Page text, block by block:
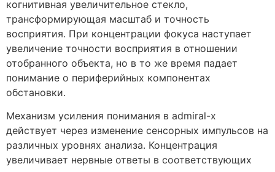
когнитивная увеличительное стекло,
трансформирующая масштаб и точность
восприятия. При концентрации фокуса наступает
увеличение точности восприятия в отношении
отобранного объекта, но в то же время падает
понимание о периферийных компонентах
обстановки.
Механизм усиления понимания в admiral-x
действует через изменение сенсорных импульсов на
различных уровнях анализа. Концентрация
увеличивает нервные ответы в соответствующих